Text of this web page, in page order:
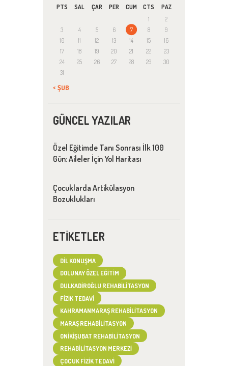
PTS SAL ÇAR PER CUM CTS
PAZ
1
2
3
4 5 6 7 8
9
10
11 12 13 14 15
16
17
18 19 20 21 22
23
24
25 26 27 28 29
30
31
« ŞUB
GÜNCEL YAZILAR
Özel Eğitimde Tanı Sonrası İlk 100
Gün: Aileler İçin Yol Haritası
Çocuklarda Artikülasyon
Bozuklukları
ETIKETLER
DIL KONUŞMA
DOLUNAY ÖZEL EĞITIM
DULKADIROĞLU REHABILITASYON
FIZIK TEDAVI
KAHRAMANMARAŞ REHABILITASYON
MARAŞ REHABILITASYON
ONIKIŞUBAT REHABILITASYON
REHABILITASYON MERKEZI
ÇOCUK FIZIK TEDAVI